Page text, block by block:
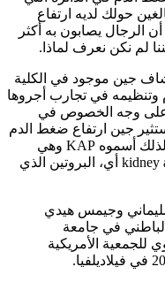
حولك لديه ارتفاع
الرجال يصابون به أكثر
لم نكن نعرف لماذا.
جين موجود في الكلية
وتنظيمه في تجارب أجروها
على وجه الخصوص في
جين ارتفاع ضغط الدم
هذا، هرمون الذكورة، التوستوتستيرون، لذلك أسموه KAP وهي
اختصار كلمة kidney androgen-regulated protein أي، البروتين الذي
وجيمس هيدي
في جامعة
للجمعية الأمريكية